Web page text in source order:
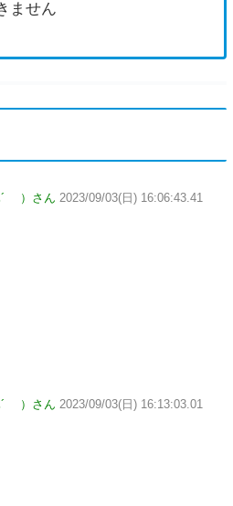
ません
´ ）さん 2023/09/03(日) 16:06:43.41
´ ）さん 2023/09/03(日) 16:13:03.01